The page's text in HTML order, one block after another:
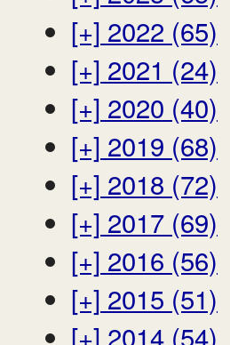
[+] 2022 (65)
[+] 2021 (24)
[+] 2020 (40)
[+] 2019 (68)
[+] 2018 (72)
[+] 2017 (69)
[+] 2016 (56)
[+] 2015 (51)
[+] 2014 (54)